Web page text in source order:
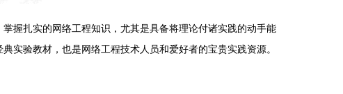
握扎实的网络工程知识，尤其是具备将理论付诸实践的动手能
实验教材，也是网络工程技术人员和爱好者的宝贵实践资源。